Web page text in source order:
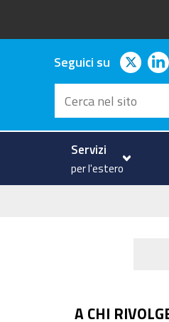
Seguici su
Servizi
per l'estero
A CHI